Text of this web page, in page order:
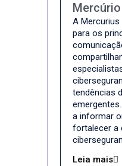
A
para os
tendências
a informar
fortalecer a
Leia mais